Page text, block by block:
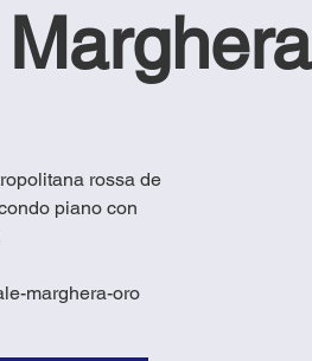
rossa de
piano con
marghera-oro